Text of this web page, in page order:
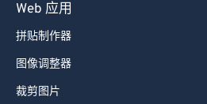
Web 应用
拼贴制作器
图像调整器
裁剪图片